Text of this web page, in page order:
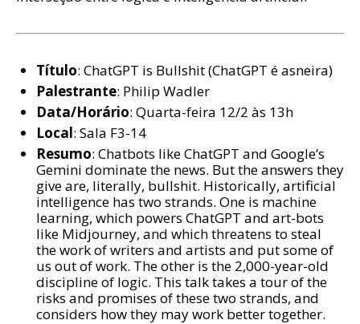
Título: ChatGPT is Bullshit (ChatGPT é asneira)
Palestrante: Philip Wadler
Data/Horário: Quarta-feira 12/2 às 13h
Local: Sala F3-14
Resumo: Chatbots like ChatGPT and Google’s
Gemini dominate the news. But the answers they
give are, literally, bullshit. Historically, artificial
intelligence has two strands. One is machine
learning, which powers ChatGPT and art-bots
like Midjourney, and which threatens to steal
the work of writers and artists and put some of
us out of work. The other is the 2,000-year-old
discipline of logic. This talk takes a tour of the
risks and promises of these two strands, and
considers how they may work better together.